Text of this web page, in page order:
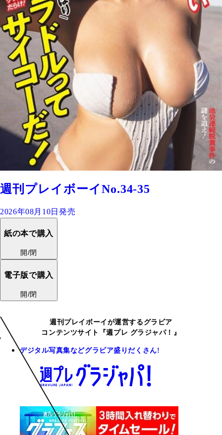
週刊プレイボーイNo.34-35
2026年08月10日発売
紙の本で購入
開/閉
電子版で購入
開/閉
週刊プレイボーイが運営するグラビア
コンテンツサイト『週プレ グラジャパ！』
デジタル写真集などグラビア盛りだくさん!